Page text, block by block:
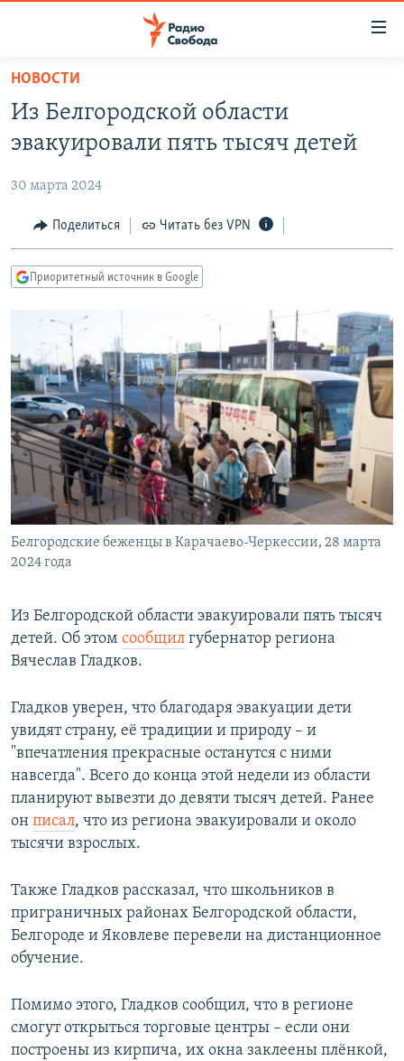
упрощенного
доступа
основному
Вернутся
главной
навигации
поиску
АВТОРСКИЕ ПРОЕКТЫ
ЦИТАТЫ СВОБОДЫ
МНЕНИЯ
IDEL.РЕАЛИИ
КАВКАЗ.РЕАЛИИ
СЕВЕР.РЕАЛИИ
СИБИРЬ.РЕАЛИИ
РАСПИСАНИЕ ВЕЩАНИЯ
ПОДПИШИТЕСЬ НА РАССЫЛКУ
СОЦИАЛЬНЫЕ СЕТИ
Все сайты РСЕ/РС
НОВОСТИ
Из Белгородской области
эвакуировали пять тысяч детей
30 марта 2024
Поделиться Читать без VPN
Приоритетный источник в Google
Белгородские беженцы в Карачаево-Черкессии, 28 марта
2024 года
Из Белгородской области эвакуировали пять тысяч
детей. Об этом сообщил губернатор региона
Вячеслав Гладков.
Гладков уверен, что благодаря эвакуации дети
увидят страну, её традиции и природу – и
"впечатления прекрасные останутся с ними
навсегда". Всего до конца этой недели из области
планируют вывезти до девяти тысяч детей. Ранее
он писал, что из региона эвакуировали и около
тысячи взрослых.
Также Гладков рассказал, что школьников в
приграничных районах Белгородской области,
Белгороде и Яковлеве перевели на дистанционное
обучение.
Помимо этого, Гладков сообщил, что в регионе
смогут открыться торговые центры – если они
построены из кирпича, их окна заклеены плёнкой,